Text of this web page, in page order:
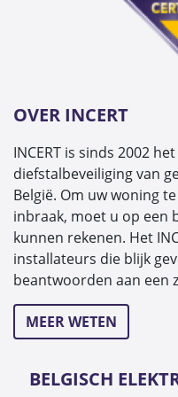
OVER INCERT
INCERT is sinds 2002
diefstalbeveiliging van
België. Om uw woning
inbraak, moet u op een
kunnen rekenen. Het
installateurs die blijk
beantwoorden aan een
MEER WETEN
BELGISCH